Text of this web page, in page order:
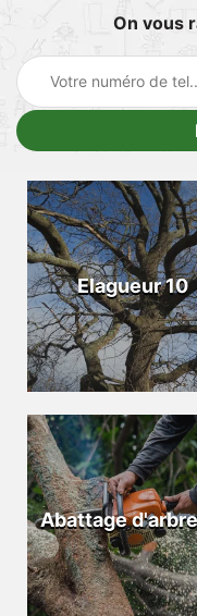
On vous
Elagueur 10
Abattage